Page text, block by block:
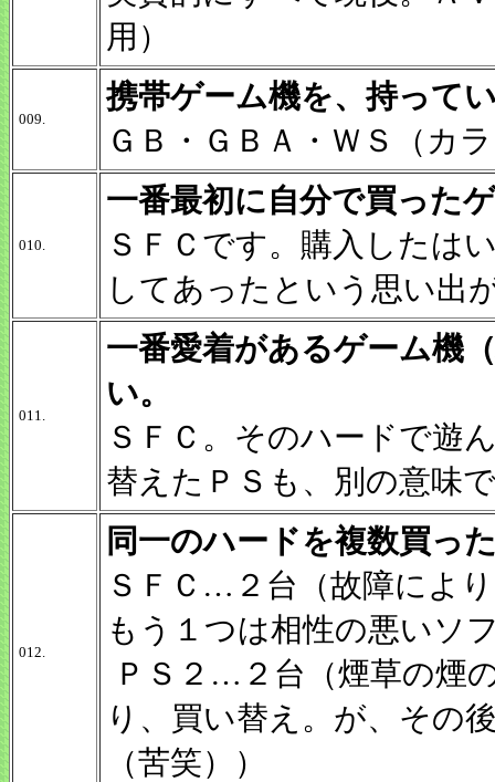
用）
009.
携帯ゲーム機を、持って
ＧＢ・ＧＢＡ・ＷＳ（カ
010.
一番最初に自分で買った
ＳＦＣです。購入したは
してあったという思い出
011.
一番愛着があるゲーム機
い。
ＳＦＣ。そのハードで遊
替えたＰＳも、別の意味
012.
同一のハードを複数買っ
ＳＦＣ…２台（故障によ
もう１つは相性の悪いソ
ＰＳ２…２台（煙草の煙
り、買い替え。が、その
（苦笑））